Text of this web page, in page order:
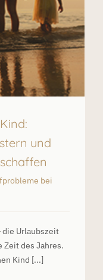
und
bei
die Urlaubszeit
Zeit des Jahres.
Kind [...]